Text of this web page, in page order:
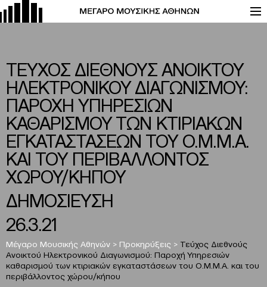
ΤΕΥΧΟΣ ΔΙΕΘΝΟΥΣ ΑΝΟΙΚΤΟΥ
ΗΛΕΚΤΡΟΝΙΚΟΥ ΔΙΑΓΩΝΙΣΜΟΥ:
ΠΑΡΟΧΗ ΥΠΗΡΕΣΙΩΝ
ΚΑΘΑΡΙΣΜΟΥ ΤΩΝ ΚΤΙΡΙΑΚΩΝ
ΕΓΚΑΤΑΣΤΑΣΕΩΝ ΤΟΥ Ο.Μ.Μ.Α.
ΚΑΙ ΤΟΥ ΠΕΡΙΒΑΛΛΟΝΤΟΣ
ΧΩΡΟΥ/ΚΗΠΟΥ
ΔΗΜΟΣΙΕΥΣΗ
26.3.21
Μέγαρο Μουσικής Αθηνών > Προκηρύξεις > Τεύχος Διεθνούς
Ανοικτού Ηλεκτρονικού Διαγωνισμού: Παροχή Υπηρεσιών
καθαρισμού των κτιριακών εγκαταστάσεων του Ο.Μ.Μ.Α. και του
περιβάλλοντος χώρου/κήπου